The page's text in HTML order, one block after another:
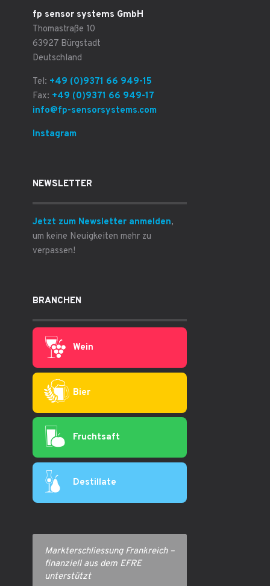
fp sensor systems GmbH
Thomastraße 10
63927 Bürgstadt
Deutschland
Tel: +49 (0)9371 66 949-15
Fax: +49 (0)9371 66 949-17
info@fp-sensorsystems.com
Instagram
NEWSLETTER
Jetzt zum Newsletter anmelden,
um keine Neuigkeiten mehr zu
verpassen!
BRANCHEN
Wein
Bier
Fruchtsaft
Destillate
Markterschliessung Frankreich –
finanziell aus dem EFRE
unterstützt